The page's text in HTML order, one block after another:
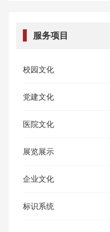
服务项目
校园文化
党建文化
医院文化
展览展示
企业文化
标识系统